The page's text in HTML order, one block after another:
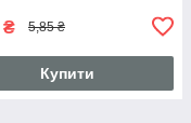
₴ 5,85 ₴
Купити